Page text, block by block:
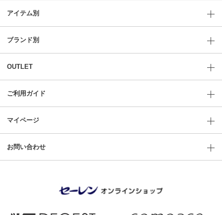
アイテム別
ブランド別
OUTLET
ご利用ガイド
マイページ
お問い合わせ